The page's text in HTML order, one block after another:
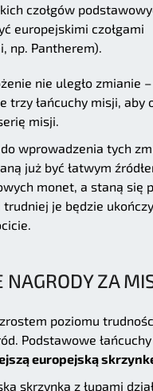
czołgów
europejskimi czołgami
np. Pantherem).
nie uległo zmianie
trzy łańcuchy misji, aby
misji.
wprowadzenia tych
już być łatwym
monet, a staną się
je będzie
NAGRODY ZA
poziomu
Podstawowe
europejską
skrzynka z łupami